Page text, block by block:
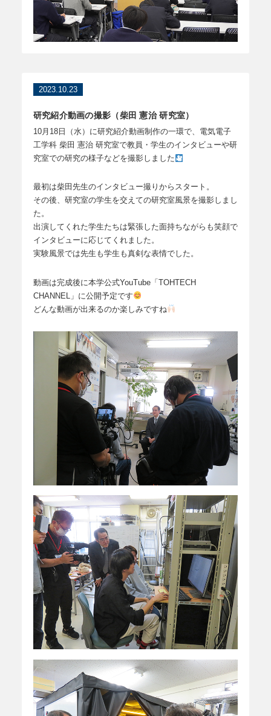
2023.10.23
研究紹介動画の撮影（柴田 憲治 研究室）
10月18日（水）に研究紹介動画制作の一環で、電気電子
工学科 柴田 憲治 研究室で教員・学生のインタビューや研
究室での研究の様子などを撮影しました
最初は柴田先生のインタビュー撮りからスタート。
その後、研究室の学生を交えての研究室風景を撮影しまし
た。
出演してくれた学生たちは緊張した面持ちながらも笑顔で
インタビューに応じてくれました。
実験風景では先生も学生も真剣な表情でした。
動画は完成後に本学公式YouTube「TOHTECH
CHANNEL」に公開予定です
どんな動画が出来るのか楽しみですね